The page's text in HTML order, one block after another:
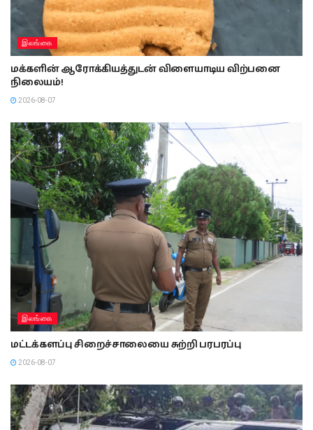
இலங்கை
மக்களின் ஆரோக்கியத்துடன் விளையாடிய விற்பனை
நிலையம்!
2026-08-07
இலங்கை
மட்டக்களப்பு சிறைச்சாலையை சுற்றி பரபரப்பு
2026-08-07